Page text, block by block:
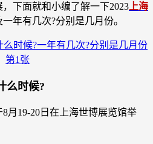
下面就和小编了解一下2023 上海
年有几次?分别是几月份。
么时候?
月19-20日在上海世博展览馆举